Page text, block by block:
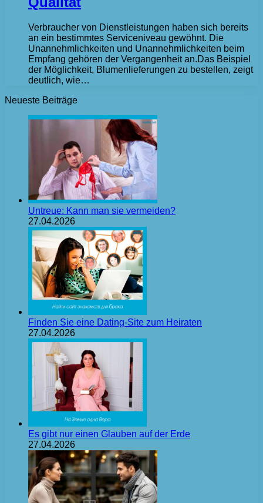
Verbraucher von Dienstleistungen haben sich bereits
an ein bestimmtes Serviceniveau gewöhnt. Die
Unannehmlichkeiten und Unannehmlichkeiten beim
Empfang gehören der Vergangenheit an.Das Beispiel
der Möglichkeit, Blumenlieferungen zu bestellen, zeigt
deutlich, wie…
Neueste Beiträge
Untreue: Kann man sie vermeiden?
27.04.2026
Finden Sie eine Dating-Site zum Heiraten
27.04.2026
Es gibt nur einen Glauben auf der Erde
27.04.2026